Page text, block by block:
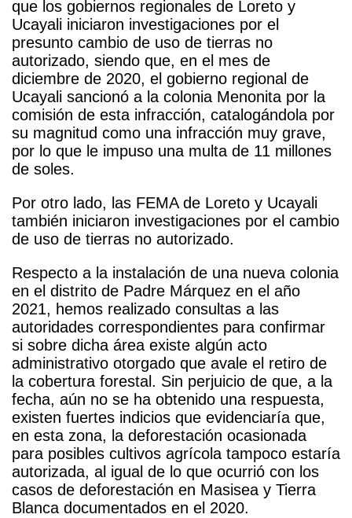
que los gobiernos regionales de Loreto y
Ucayali iniciaron investigaciones por el
presunto cambio de uso de tierras no
autorizado, siendo que, en el mes de
diciembre de 2020, el gobierno regional de
Ucayali sancionó a la colonia Menonita por la
comisión de esta infracción, catalogándola por
su magnitud como una infracción muy grave,
por lo que le impuso una multa de 11 millones
de soles.
Por otro lado, las FEMA de Loreto y Ucayali
también iniciaron investigaciones por el cambio
de uso de tierras no autorizado.
Respecto a la instalación de una nueva colonia
en el distrito de Padre Márquez en el año
2021, hemos realizado consultas a las
autoridades correspondientes para confirmar
si sobre dicha área existe algún acto
administrativo otorgado que avale el retiro de
la cobertura forestal. Sin perjuicio de que, a la
fecha, aún no se ha obtenido una respuesta,
existen fuertes indicios que evidenciaría que,
en esta zona, la deforestación ocasionada
para posibles cultivos agrícola tampoco estaría
autorizada, al igual de lo que ocurrió con los
casos de deforestación en Masisea y Tierra
Blanca documentados en el 2020.